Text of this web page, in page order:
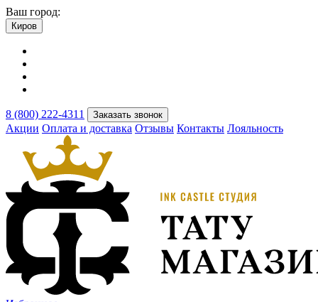
Ваш город:
Киров
8 (800) 222-4311 Заказать звонок
Акции Оплата и доставка Отзывы Контакты Лояльность